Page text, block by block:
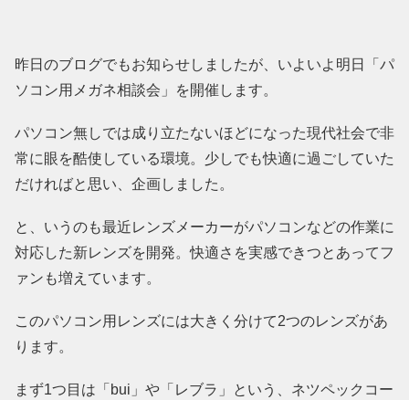
昨日のブログでもお知らせしましたが、いよいよ明日「パ
ソコン用メガネ相談会」を開催します。
パソコン無しでは成り立たないほどになった現代社会で非
常に眼を酷使している環境。少しでも快適に過ごしていた
だければと思い、企画しました。
と、いうのも最近レンズメーカーがパソコンなどの作業に
対応した新レンズを開発。快適さを実感できつとあってフ
ァンも増えています。
このパソコン用レンズには大きく分けて2つのレンズがあ
ります。
まず1つ目は「bui」や「レブラ」という、ネツペックコー